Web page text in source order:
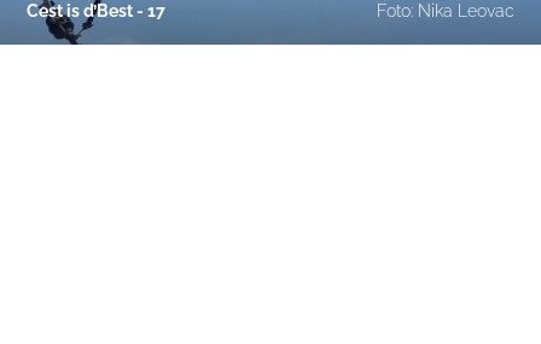
Cest is d’Best - 17 Foto: Nika Leovac